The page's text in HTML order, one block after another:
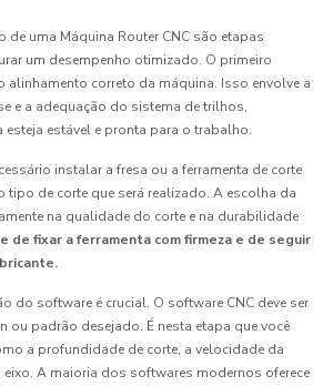
de uma Máquina Router CNC são etapas
um desempenho otimizado. O primeiro
alinhamento correto da máquina. Isso envolve a
e a adequação do sistema de trilhos,
estável e pronta para o trabalho.
instalar a fresa ou a ferramenta de corte
tipo de corte que será realizado. A escolha da
na qualidade do corte e na durabilidade
de fixar a ferramenta com firmeza e de seguir
do software é crucial. O software CNC deve ser
ou padrão desejado. É nesta etapa que você
a profundidade de corte, a velocidade da
A maioria dos softwares modernos oferece